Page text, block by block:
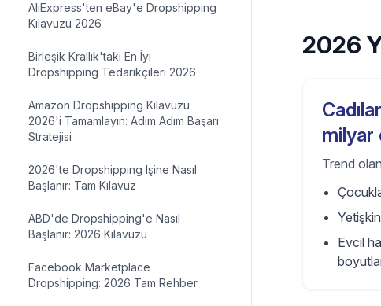
AliExpress'ten eBay'e Dropshipping
Kılavuzu 2026
Birleşik Krallık'taki En İyi
Dropshipping Tedarikçileri 2026
Amazon Dropshipping Kılavuzu
2026'i Tamamlayın: Adım Adım Başarı
Stratejisi
2026'te Dropshipping İşine Nasıl
Başlanır: Tam Kılavuz
ABD'de Dropshipping'e Nasıl
Başlanır: 2026 Kılavuzu
Facebook Marketplace
Dropshipping: 2026 Tam Rehber
2026
milyar
Trend
Evcil